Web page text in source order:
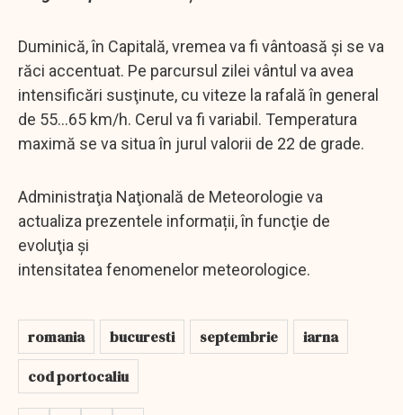
Duminică, în Capitală, vremea va fi vântoasă și se va
răci accentuat. Pe parcursul zilei vântul va avea
intensificări susţinute, cu viteze la rafală în general
de 55...65 km/h. Cerul va fi variabil. Temperatura
maximă se va situa în jurul valorii de 22 de grade.
Administraţia Naţională de Meteorologie va
actualiza prezentele informații, în funcţie de
evoluţia şi
intensitatea fenomenelor meteorologice.
romania bucuresti septembrie
iarna
cod portocaliu